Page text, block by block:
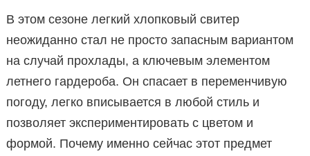
В этом сезоне легкий хлопковый свитер
неожиданно стал не просто запасным вариантом
на случай прохлады, а ключевым элементом
летнего гардероба. Он спасает в переменчивую
погоду, легко вписывается в любой стиль и
позволяет экспериментировать с цветом и
формой. Почему именно сейчас этот предмет